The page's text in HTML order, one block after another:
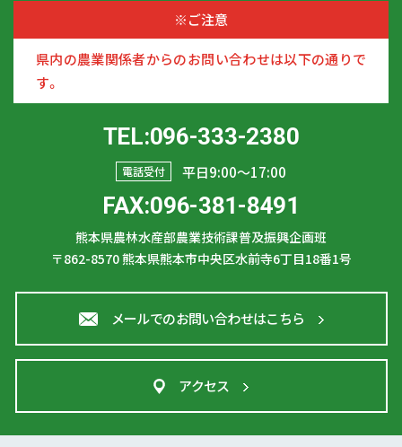
※ご注意
県内の農業関係者からのお問い合わせは以下の通りで
す。
TEL:096-333-2380
電話受付 平日9:00〜17:00
FAX:096-381-8491
熊本県農林水産部農業技術課普及振興企画班
〒862-8570熊本県熊本市中央区水前寺6丁目18番1号
メールでのお問い合わせはこちら
アクセス